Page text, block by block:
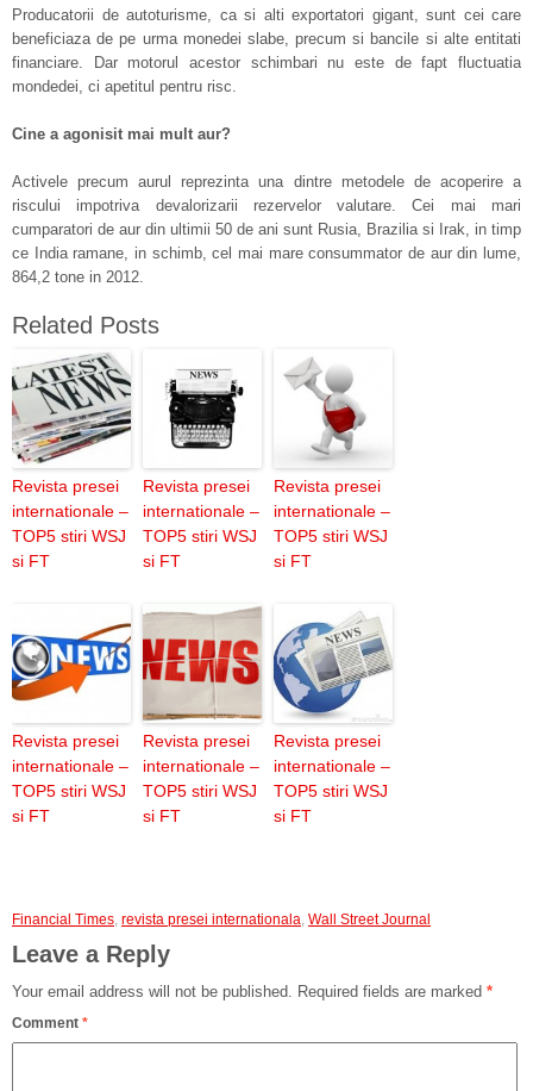
Producatorii de autoturisme, ca si alti exportatori gigant, sunt cei care
beneficiaza de pe urma monedei slabe, precum si bancile si alte entitati
financiare. Dar motorul acestor schimbari nu este de fapt fluctuatia
mondedei, ci apetitul pentru risc.
Cine a agonisit mai mult aur?
Activele precum aurul reprezinta una dintre metodele de acoperire a
riscului impotriva devalorizarii rezervelor valutare. Cei mai mari
cumparatori de aur din ultimii 50 de ani sunt Rusia, Brazilia si Irak, in timp
ce India ramane, in schimb, cel mai mare consummator de aur din lume,
864,2 tone in 2012.
Related Posts
Revista presei
internationale –
TOP5 stiri WSJ
si FT
Revista presei
internationale –
TOP5 stiri WSJ
si FT
Revista presei
internationale –
TOP5 stiri WSJ
si FT
Revista presei
internationale –
TOP5 stiri WSJ
si FT
Revista presei
internationale –
TOP5 stiri WSJ
si FT
Revista presei
internationale –
TOP5 stiri WSJ
si FT
Financial Times, revista presei internationala, Wall Street Journal
Leave a Reply
Your email address will not be published. Required fields are marked *
Comment *